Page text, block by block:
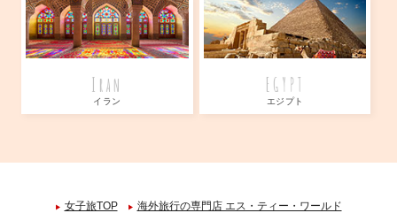
Iran
イラン
EGYPT
エジプト
女子旅TOP 海外旅行の専門店 エス・ティー・ワールド